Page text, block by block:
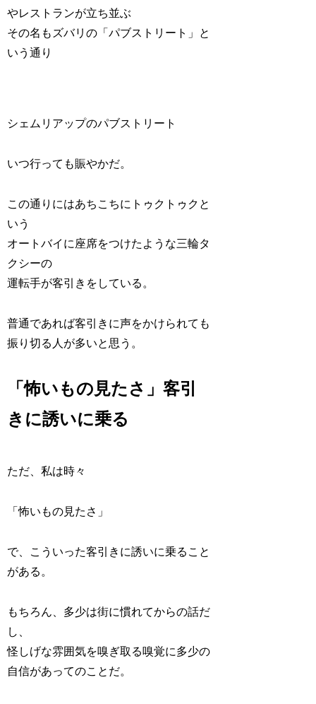
やレストランが立ち並ぶ
その名もズバリの「パブストリート」と
いう通り
シェムリアップのパブストリート
いつ行っても賑やかだ。
この通りにはあちこちにトゥクトゥクと
いう
オートバイに座席をつけたような三輪タ
クシーの
運転手が客引きをしている。
普通であれば客引きに声をかけられても
振り切る人が多いと思う。
「怖いもの見たさ」客引
きに誘いに乗る
ただ、私は時々
「怖いもの見たさ」
で、こういった客引きに誘いに乗ること
がある。
もちろん、多少は街に慣れてからの話だ
し、
怪しげな雰囲気を嗅ぎ取る嗅覚に多少の
自信があってのことだ。